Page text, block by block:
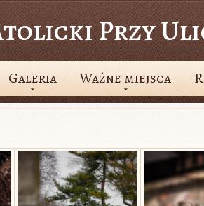
Przy
Galeria Ważne miejsca